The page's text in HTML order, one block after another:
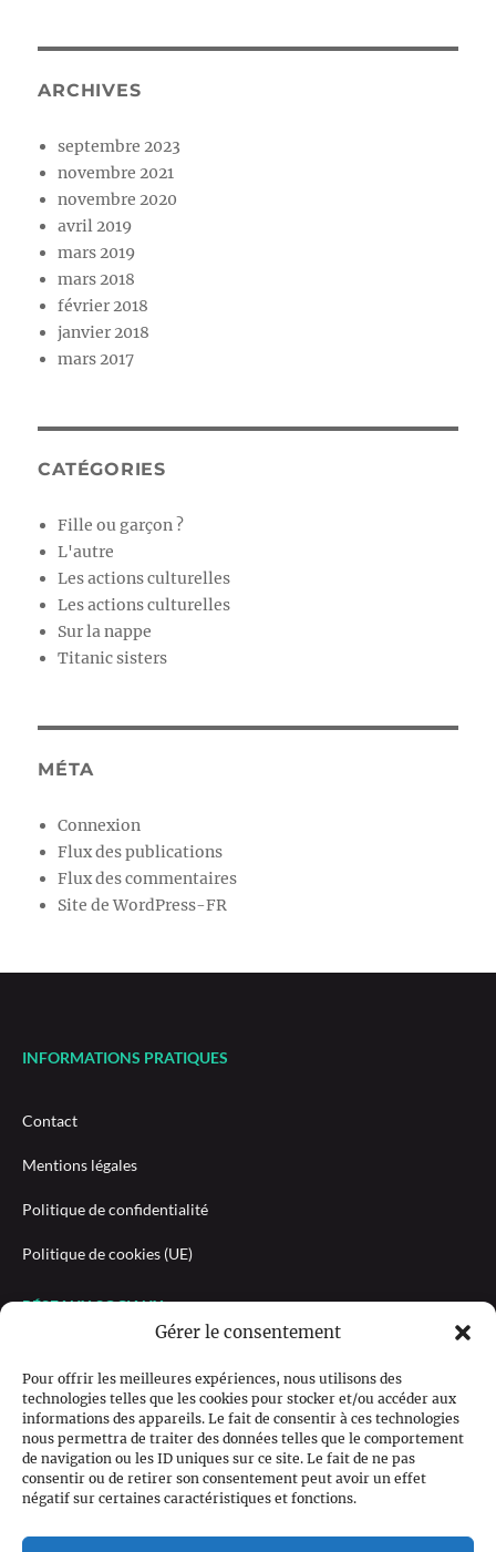
Gérer le consentement
Pour offrir les meilleures expériences, nous utilisons des
technologies telles que les cookies pour stocker et/ou accéder aux
informations des appareils. Le fait de consentir à ces technologies
nous permettra de traiter des données telles que le comportement
de navigation ou les ID uniques sur ce site. Le fait de ne pas
consentir ou de retirer son consentement peut avoir un effet
négatif sur certaines caractéristiques et fonctions.
ARCHIVES
septembre 2023
novembre 2021
novembre 2020
avril 2019
mars 2019
mars 2018
février 2018
janvier 2018
mars 2017
CATÉGORIES
Fille ou garçon ?
L'autre
Les actions culturelles
Les actions culturelles
Sur la nappe
Titanic sisters
MÉTA
Connexion
Flux des publications
Flux des commentaires
Site de WordPress-FR
INFORMATIONS PRATIQUES
Contact
Mentions légales
Politique de confidentialité
Politique de cookies (UE)
RÉSEAUX SOCIAUX
NEWSLETTER